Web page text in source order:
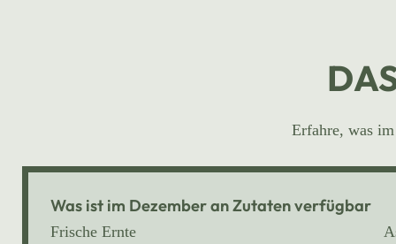
Erfahre, was
Was ist im Dezember an Zutaten verfügbar
Frische Ernte